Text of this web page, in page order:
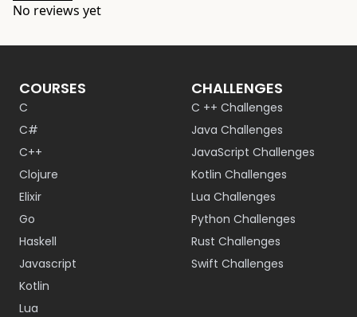
No reviews yet
COURSES
C
C#
C++
Clojure
Elixir
Go
Haskell
Javascript
Kotlin
Lua
CHALLENGES
C ++ Challenges
Java Challenges
JavaScript Challenges
Kotlin Challenges
Lua Challenges
Python Challenges
Rust Challenges
Swift Challenges